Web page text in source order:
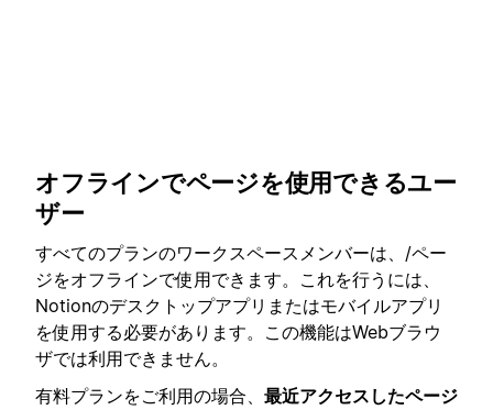
オフラインでページを使用できるユー
ザー
すべてのプランのワークスペースメンバーは、/ペー
ジをオフラインで使用できます。これを行うには、
Notionのデスクトップアプリまたはモバイルアプリ
を使用する必要があります。この機能はWebブラウ
ザでは利用できません。
有料プランをご利用の場合、 最近アクセスしたページ